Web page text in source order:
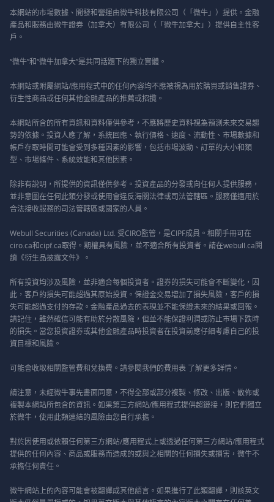
本網站的市場數據、開發和營運由微牛科技有限公司（「微牛」）提供。金融
產品和服務由微牛證券（加拿大）有限公司（「微牛加拿大」）提供自主性客
戶。
“微牛”和“微牛加拿大”是共同話題下的獨立實體。
本網站或附屬網站/應用程式中的任何內容均不應被視為用於購買或銷售證券、
衍生性商品或任何其他金融產品的推薦或招攬。
本網站所含的所有資訊和資料僅供參考，不應將歷史資料視為預測未來交易趨
勢的依據。投資人應了解，系統回應、執行價格、速度、流動性、市場數據和
帳戶存取時間可能會受到多種因素的影響，包括市場波動、訂單的大小和類
型、市場條件、系統效能和其他因素。
除非有說明，所提供的資訊僅供參考。投資產品的分發或向任何人提供服務，
並非意圖在任何此類分發或使用會違反海關法律或司法管轄區。服務僅適用於
合法接收服務的司法管轄區或國家的人員。
Webull Securities (Canada) Ltd. 受CIRO監管，是CIPF成員。相關手冊可在
ciro.ca和cipf.ca取得。期權具有風險，並不適合所有投資者。請在webull.ca閱
讀《衍生品披露文件》。
所有投資均涉及風險，並非適合每個投資者。證券的損失可能會不斷變化，因
此，客戶的損失可能超過其原始投資。保證金交易增加了損失風險，客戶的損
失可能超過支付的存款。金融產品過去的表現並不能保證未來的結果或回報。
請記住，雖然確信可能有助於分散風險，但並不能保證利潤或防止市場下跌時
的損失。當您投資證券或其他金融產品時投資者在投資前應仔細考慮自己的投
資目標和風險。
可能會收取相關監管費和兌換費。請參閱我們的費用表 了解更多詳情。
請注意，未經微牛事先書面同意，不得全部或部分複製、修改、出版、散佈或
複製本網站所包含的資訊。如果第三方網站/應用程式提供超鏈接，則它們獨立
於微牛，使用此類連結的風險由您自行承擔。
對於因使用或依賴任何第三方網站/應用程式上或透過任何第三方網站/應用程式
提供的任何內容、商品或服務而造成的或與之相關的任何損失或損害，微牛不
承擔任何責任。
微牛網站上的內容可能會被翻譯成其他語言。如果進行了此類翻譯，則該英文